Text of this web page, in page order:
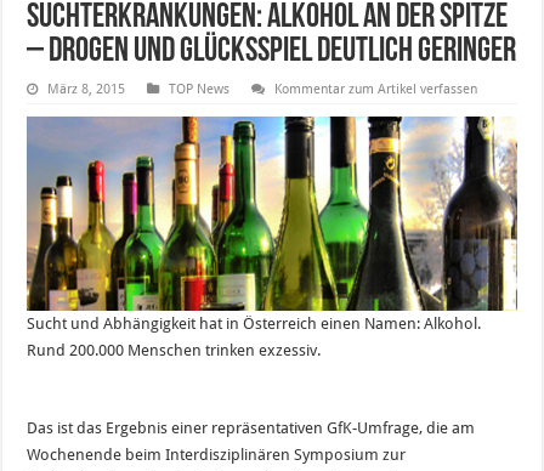
Suchterkrankungen: Alkohol an der Spitze
– Drogen und Glücksspiel deutlich geringer
März 8, 2015 TOP News Kommentar zum Artikel verfassen
Sucht und Abhängigkeit hat in Österreich einen Namen: Alkohol.
Rund 200.000 Menschen trinken exzessiv.
Das ist das Ergebnis einer repräsentativen GfK-Umfrage, die am
Wochenende beim Interdisziplinären Symposium zur